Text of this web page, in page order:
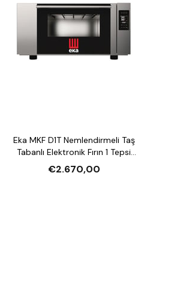
Eka MKF D1T Nemlendirmeli Taş
Tabanlı Elektronik Fırın 1 Tepsi
Kapasiteli Elektrikli
€2.670,00